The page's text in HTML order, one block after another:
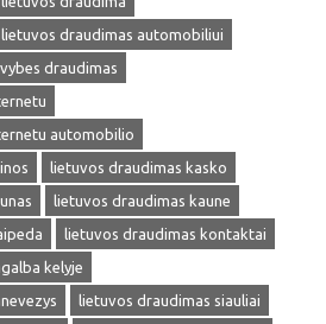
lietuvos draudimas automobiliui
draudimas
automobilio
lietuvos draudimas kasko
lietuvos draudimas kaune
lietuvos draudimas kontaktai
kelyje
lietuvos draudimas siauliai